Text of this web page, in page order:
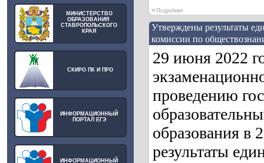
МИНИСТЕРСТВО
ОБРАЗОВАНИЯ
СТАВРОПОЛЬСКОГО
КРАЯ
СКИРО ПК И ПРО
ИНФОРМАЦИОННЫЙ
ПОРТАЛ ЕГЭ
ИНФОРМАЦИОННЫЙ
»Подробнее
Утверждены результаты
комиссии по
29 июня 2022
проведению
образования в
результаты